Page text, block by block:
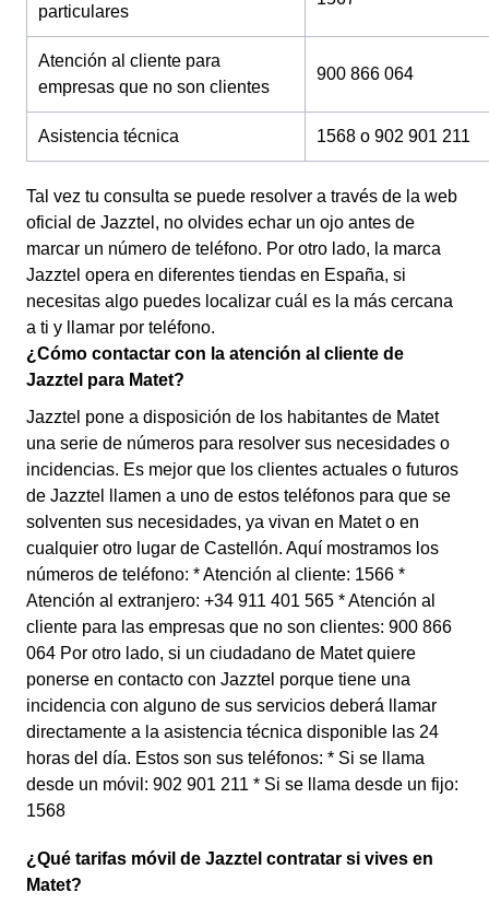
particulares
Atención al cliente para
empresas que no son clientes
900 866 064
Asistencia técnica 1568 o 902 901 211
Tal vez tu consulta se puede resolver a través de la web
oficial de Jazztel, no olvides echar un ojo antes de
marcar un número de teléfono. Por otro lado, la marca
Jazztel opera en diferentes tiendas en España, si
necesitas algo puedes localizar cuál es la más cercana
a ti y llamar por teléfono.
¿Cómo contactar con la atención al cliente de
Jazztel para Matet?
Jazztel pone a disposición de los habitantes de Matet
una serie de números para resolver sus necesidades o
incidencias. Es mejor que los clientes actuales o futuros
de Jazztel llamen a uno de estos teléfonos para que se
solventen sus necesidades, ya vivan en Matet o en
cualquier otro lugar de Castellón. Aquí mostramos los
números de teléfono: * Atención al cliente: 1566 *
Atención al extranjero: +34 911 401 565 * Atención al
cliente para las empresas que no son clientes: 900 866
064 Por otro lado, si un ciudadano de Matet quiere
ponerse en contacto con Jazztel porque tiene una
incidencia con alguno de sus servicios deberá llamar
directamente a la asistencia técnica disponible las 24
horas del día. Estos son sus teléfonos: * Si se llama
desde un móvil: 902 901 211 * Si se llama desde un fijo:
1568
¿Qué tarifas móvil de Jazztel contratar si vives en
Matet?